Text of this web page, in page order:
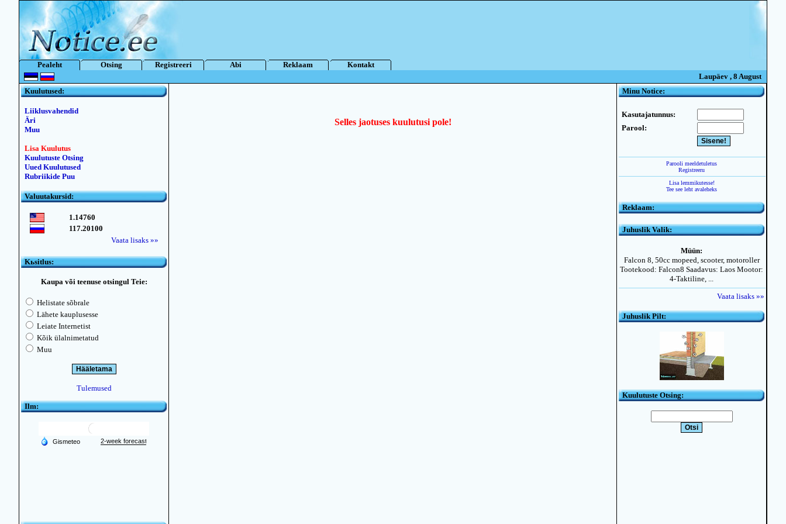
Pealeht Otsing Registreeri Abi Reklaam
Kontakt
Laupäev , 8 August
Kuulutused:
Liiklusvahendid
Äri
Muu
Lisa Kuulutus
Kuulutuste Otsing
Uued Kuulutused
Rubriikide Puu
Valuutakursid:
1.14760
117.20100
Vaata lisaks »»
Kьsitlus:
Kaupa või teenuse otsingul Teie:
Helistate sõbrale
Lähete kauplusesse
Leiate Internetist
Kõik ülalnimetatud
Muu
Tulemused
Ilm:
Selles jaotuses kuulutusi pole!
Minu Notice:
Kasutajatunnus:
Parool:
Parooli meeldetuletus
Registreeru
Lisa lemmikutesse!
Tee see leht avaleheks
Reklaam:
Juhuslik Valik:
Müün:
Falcon 8, 50cc mopeed, scooter, motoroller
Tootekood: Falcon8 Saadavus: Laos Mootor:
4-Taktiline, ...
Vaata lisaks »»
Juhuslik Pilt:
Kuulutuste Otsing: